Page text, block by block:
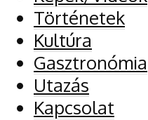
Történetek
Kultúra
Gasztronómia
Utazás
Kapcsolat